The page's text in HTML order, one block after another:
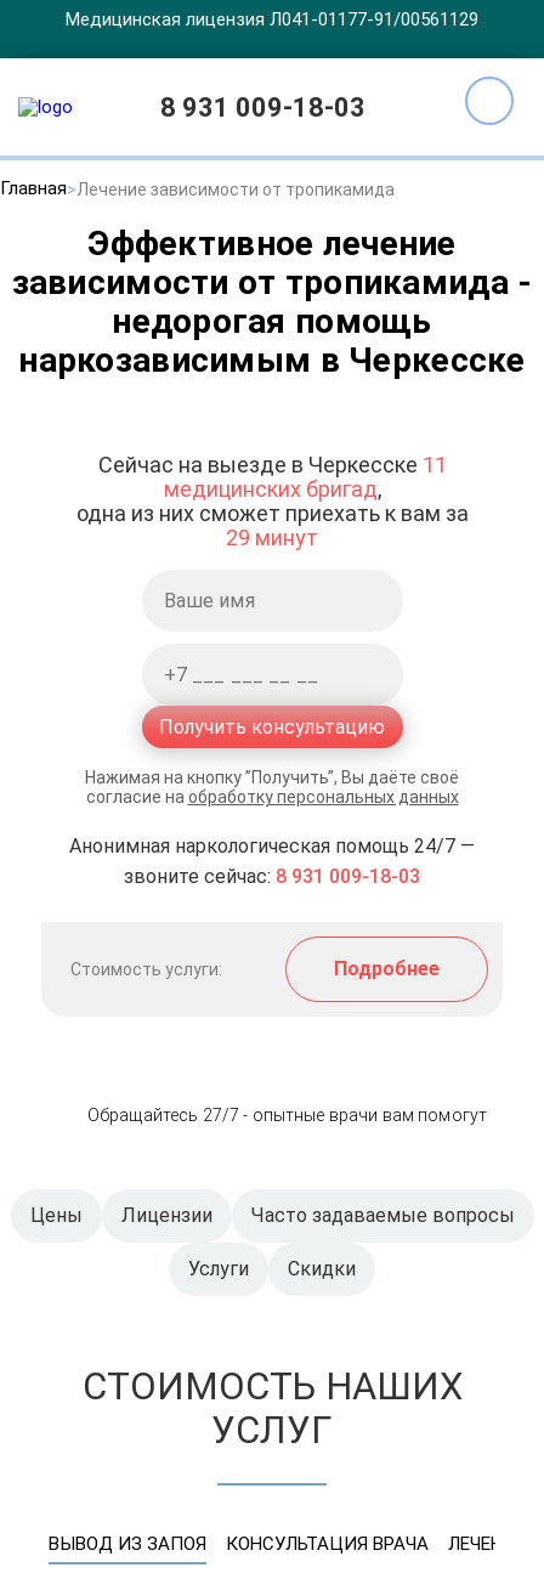
Медицинская лицензия Л041-01177-91/00561129
8 931 009-18-03
Главная Лечение зависимости от тропикамида
Эффективное лечение
зависимости от тропикамида -
недорогая помощь
наркозависимым в Черкесске
Сейчас на выезде в Черкесске 11
медицинских бригад,
одна из них сможет приехать к вам за
29 минут
Получить консультацию
Нажимая на кнопку ”Получить”, Вы даёте своё
согласие на обработку персональных данных
Анонимная наркологическая помощь 24/7 —
звоните сейчас: 8 931 009-18-03
Стоимость услуги: Подробнее
Обращайтесь 27/7 - опытные врачи вам помогут
Цены Лицензии Часто задаваемые вопросы
Услуги Скидки
СТОИМОСТЬ НАШИХ
УСЛУГ
ВЫВОД ИЗ ЗАПОЯ КОНСУЛЬТАЦИЯ ВРАЧА ЛЕЧЕНИЕ